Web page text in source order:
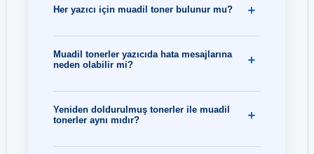
Her yazıcı için muadil toner bulunur mu?
Muadil tonerler yazıcıda hata mesajlarına
neden olabilir mi?
Yeniden doldurulmuş tonerler ile muadil
tonerler aynı mıdır?